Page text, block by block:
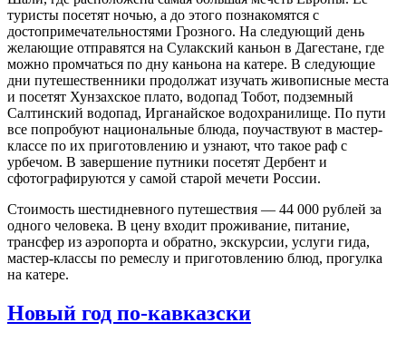
туристы посетят ночью, а до этого познакомятся с
достопримечательностями Грозного. На следующий день
желающие отправятся на Сулакский каньон в Дагестане, где
можно промчаться по дну каньона на катере. В следующие
дни путешественники продолжат изучать живописные места
и посетят Хунзахское плато, водопад Тобот, подземный
Салтинский водопад, Ирганайское водохранилище. По пути
все попробуют национальные блюда, поучаствуют в мастер-
классе по их приготовлению и узнают, что такое раф с
урбечом. В завершение путники посетят Дербент и
сфотографируются у самой старой мечети России.
Стоимость шестидневного путешествия — 44 000 рублей за
одного человека. В цену входит проживание, питание,
трансфер из аэропорта и обратно, экскурсии, услуги гида,
мастер-классы по ремеслу и приготовлению блюд, прогулка
на катере.
Новый год по-кавказски